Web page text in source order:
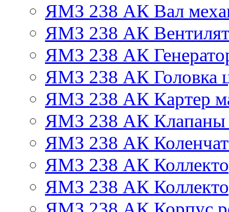
ЯМЗ 238 АК Вал
ЯМЗ 238 АК
ЯМЗ 238 АК
ЯМЗ 238 АК Головка
ЯМЗ 238 АК Картер
ЯМЗ 238 АК Клапаны
ЯМЗ 238 АК
ЯМЗ 238 АК
ЯМЗ 238 АК